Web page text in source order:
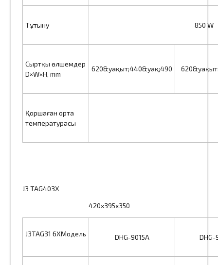
Тұтыну 850 W
Сыртқы өлшемдер
D×W×H, mm
620&уақыт;440&уақ;490
Қоршаған орта
температурасы
J3 TAG403X
420x395x350
J3TAG31 6XМодель DHG-9015A DHG-